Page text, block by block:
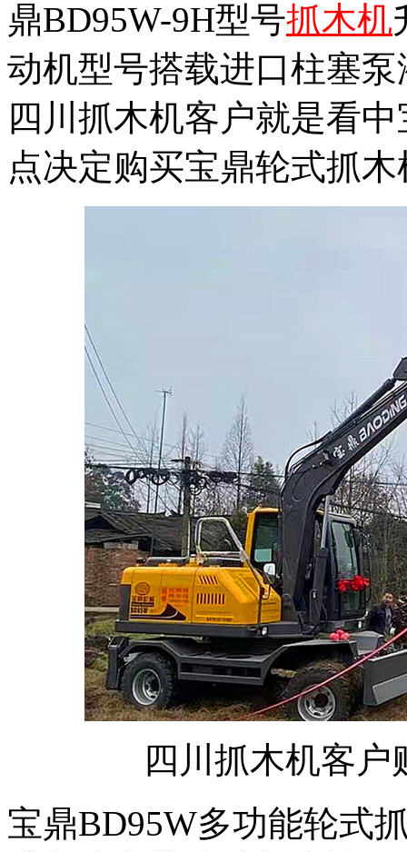
鼎BD95W-9H型号抓木机
动机型号搭载进口柱塞
四川抓木机客户就是看
点决定购买宝鼎轮式抓
四川抓木机客
宝鼎BD95W多功能轮式